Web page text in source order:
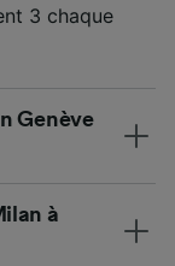
3 chaque
Genève
à